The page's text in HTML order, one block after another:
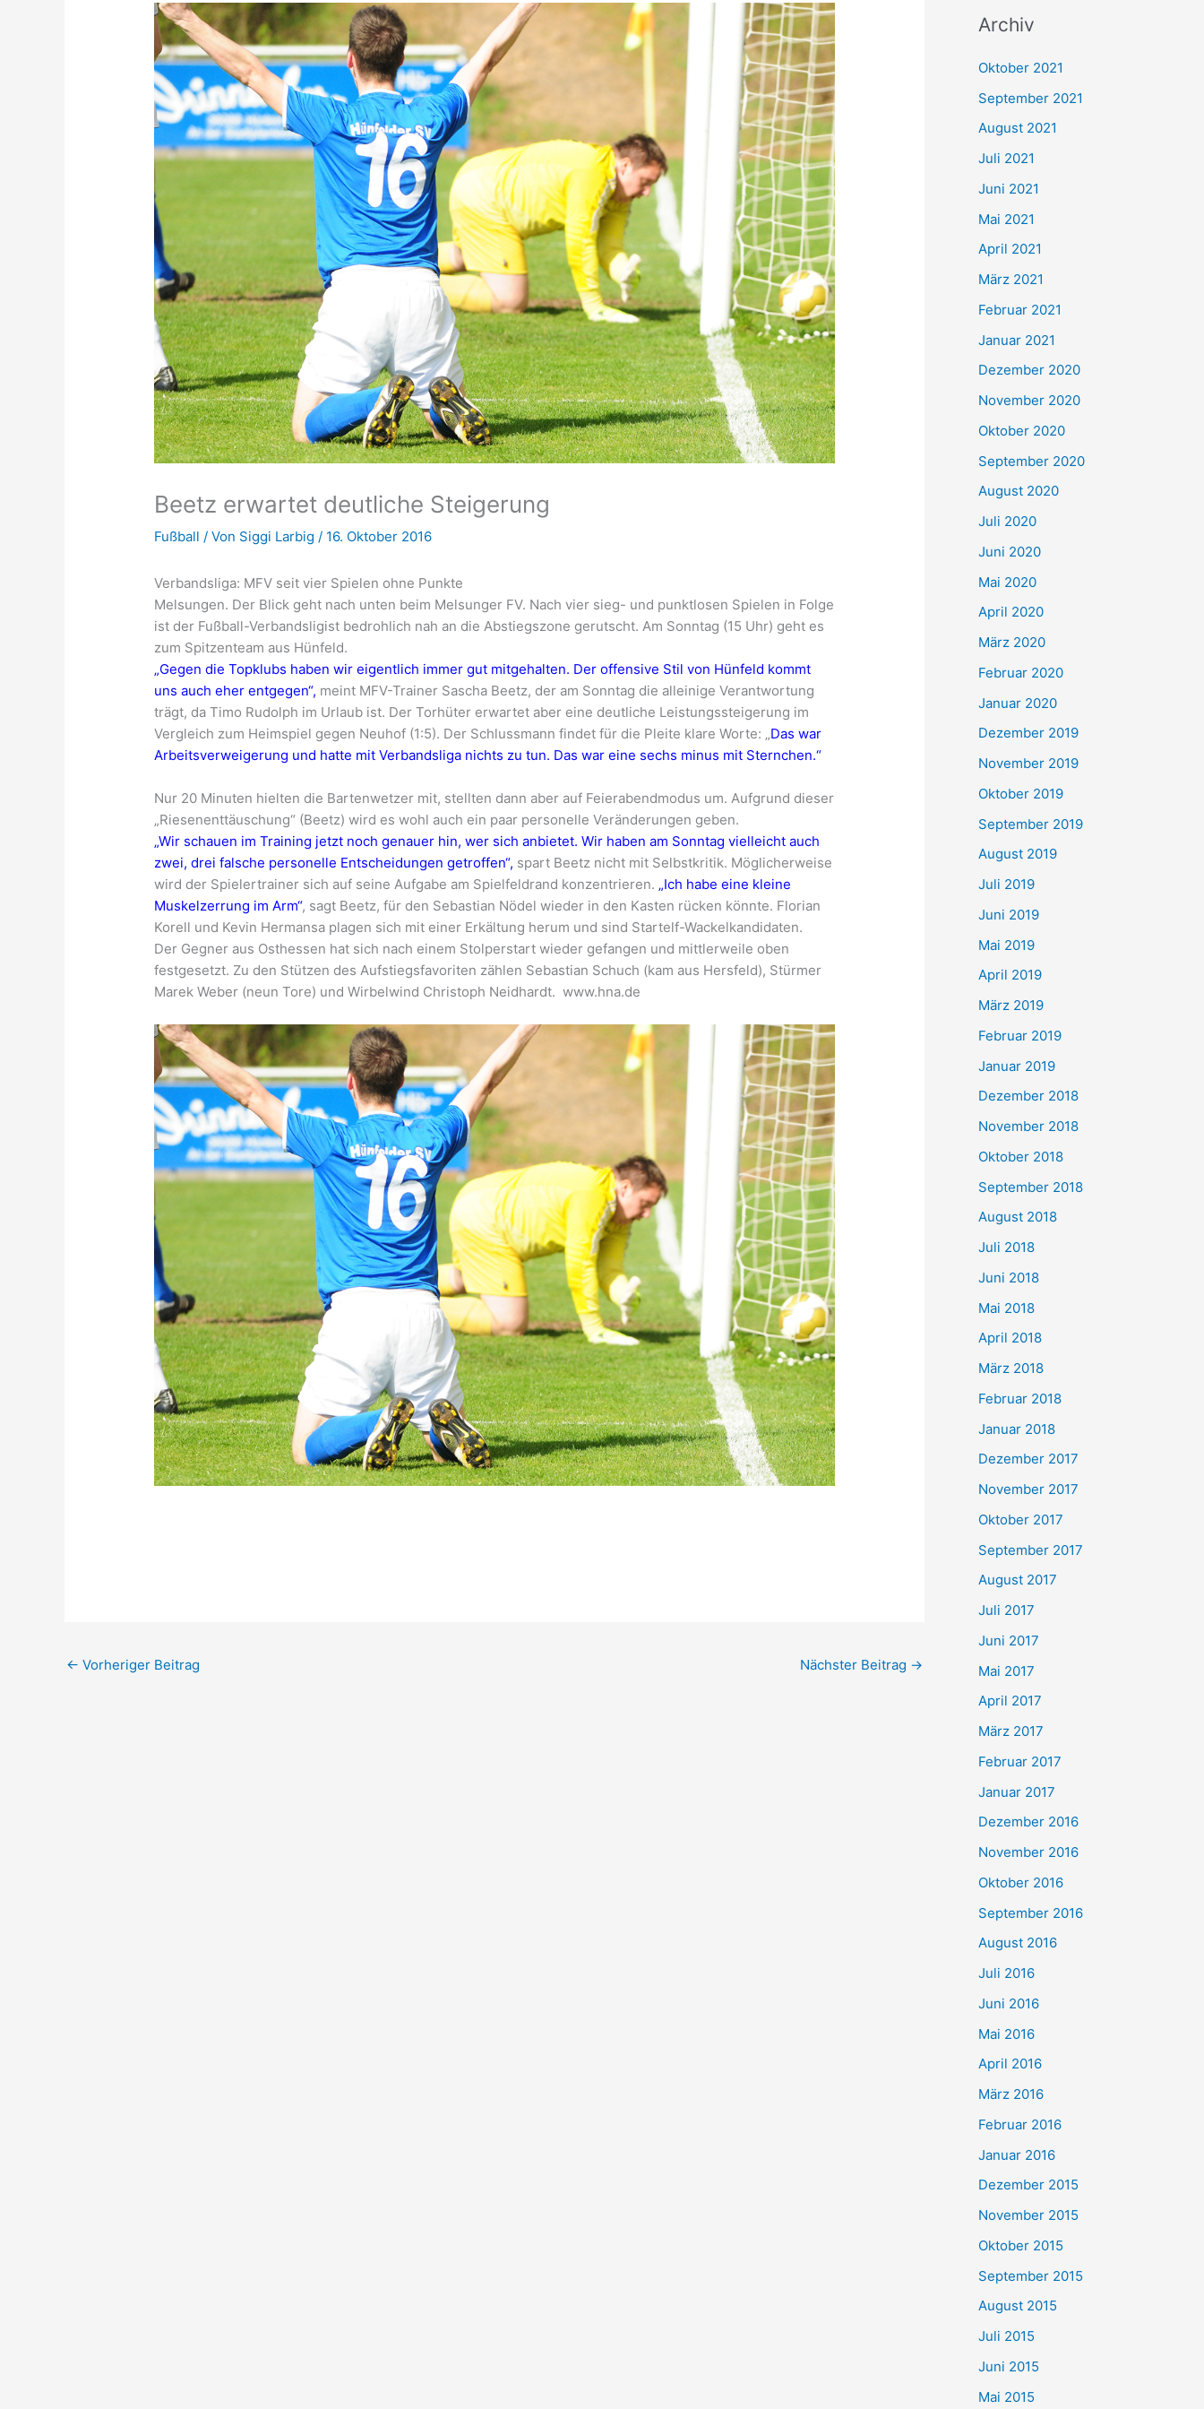
Beetz erwartet deutliche Steigerung
Fußball / Von Siggi Larbig/ 16. Oktober 2016
Verbandsliga: MFV seit vier Spielen ohne Punkte
Melsungen. Der Blick geht nach unten beim Melsunger FV. Nach vier sieg- und punktlosen Spielen in Folge
ist der Fußball-Verbandsligist bedrohlich nah an die Abstiegszone gerutscht. Am Sonntag (15 Uhr) geht es
zum Spitzenteam aus Hünfeld.
„Gegen die Topklubs haben wir eigentlich immer gut mitgehalten. Der offensive Stil von Hünfeld kommt
uns auch eher entgegen“, meint MFV-Trainer Sascha Beetz, der am Sonntag die alleinige Verantwortung
trägt, da Timo Rudolph im Urlaub ist. Der Torhüter erwartet aber eine deutliche Leistungssteigerung im
Vergleich zum Heimspiel gegen Neuhof (1:5). Der Schlussmann findet für die Pleite klare Worte: „Das war
Arbeitsverweigerung und hatte mit Verbandsliga nichts zu tun. Das war eine sechs minus mit Sternchen.“
Nur 20 Minuten hielten die Bartenwetzer mit, stellten dann aber auf Feierabendmodus um. Aufgrund dieser
„Riesenenttäuschung“ (Beetz) wird es wohl auch ein paar personelle Veränderungen geben.
„Wir schauen im Training jetzt noch genauer hin, wer sich anbietet. Wir haben am Sonntag vielleicht auch
zwei, drei falsche personelle Entscheidungen getroffen“, spart Beetz nicht mit Selbstkritik. Möglicherweise
wird der Spielertrainer sich auf seine Aufgabe am Spielfeldrand konzentrieren. „Ich habe eine kleine
Muskelzerrung im Arm“, sagt Beetz, für den Sebastian Nödel wieder in den Kasten rücken könnte. Florian
Korell und Kevin Hermansa plagen sich mit einer Erkältung herum und sind Startelf-Wackelkandidaten.
Der Gegner aus Osthessen hat sich nach einem Stolperstart wieder gefangen und mittlerweile oben
festgesetzt. Zu den Stützen des Aufstiegsfavoriten zählen Sebastian Schuch (kam aus Hersfeld), Stürmer
Marek Weber (neun Tore) und Wirbelwind Christoph Neidhardt. www.hna.de
← Vorheriger Beitrag Nächster Beitrag →
h
e
n
h
:
Archiv
Oktober 2021
September 2021
August 2021
Juli 2021
Juni 2021
Mai 2021
April 2021
März 2021
Februar 2021
Januar 2021
Dezember 2020
November 2020
Oktober 2020
September 2020
August 2020
Juli 2020
Juni 2020
Mai 2020
April 2020
März 2020
Februar 2020
Januar 2020
Dezember 2019
November 2019
Oktober 2019
September 2019
August 2019
Juli 2019
Juni 2019
Mai 2019
April 2019
März 2019
Februar 2019
Januar 2019
Dezember 2018
November 2018
Oktober 2018
September 2018
August 2018
Juli 2018
Juni 2018
Mai 2018
April 2018
März 2018
Februar 2018
Januar 2018
Dezember 2017
November 2017
Oktober 2017
September 2017
August 2017
Juli 2017
Juni 2017
Mai 2017
April 2017
März 2017
Februar 2017
Januar 2017
Dezember 2016
November 2016
Oktober 2016
September 2016
August 2016
Juli 2016
Juni 2016
Mai 2016
April 2016
März 2016
Februar 2016
Januar 2016
Dezember 2015
November 2015
Oktober 2015
September 2015
August 2015
Juli 2015
Juni 2015
Mai 2015